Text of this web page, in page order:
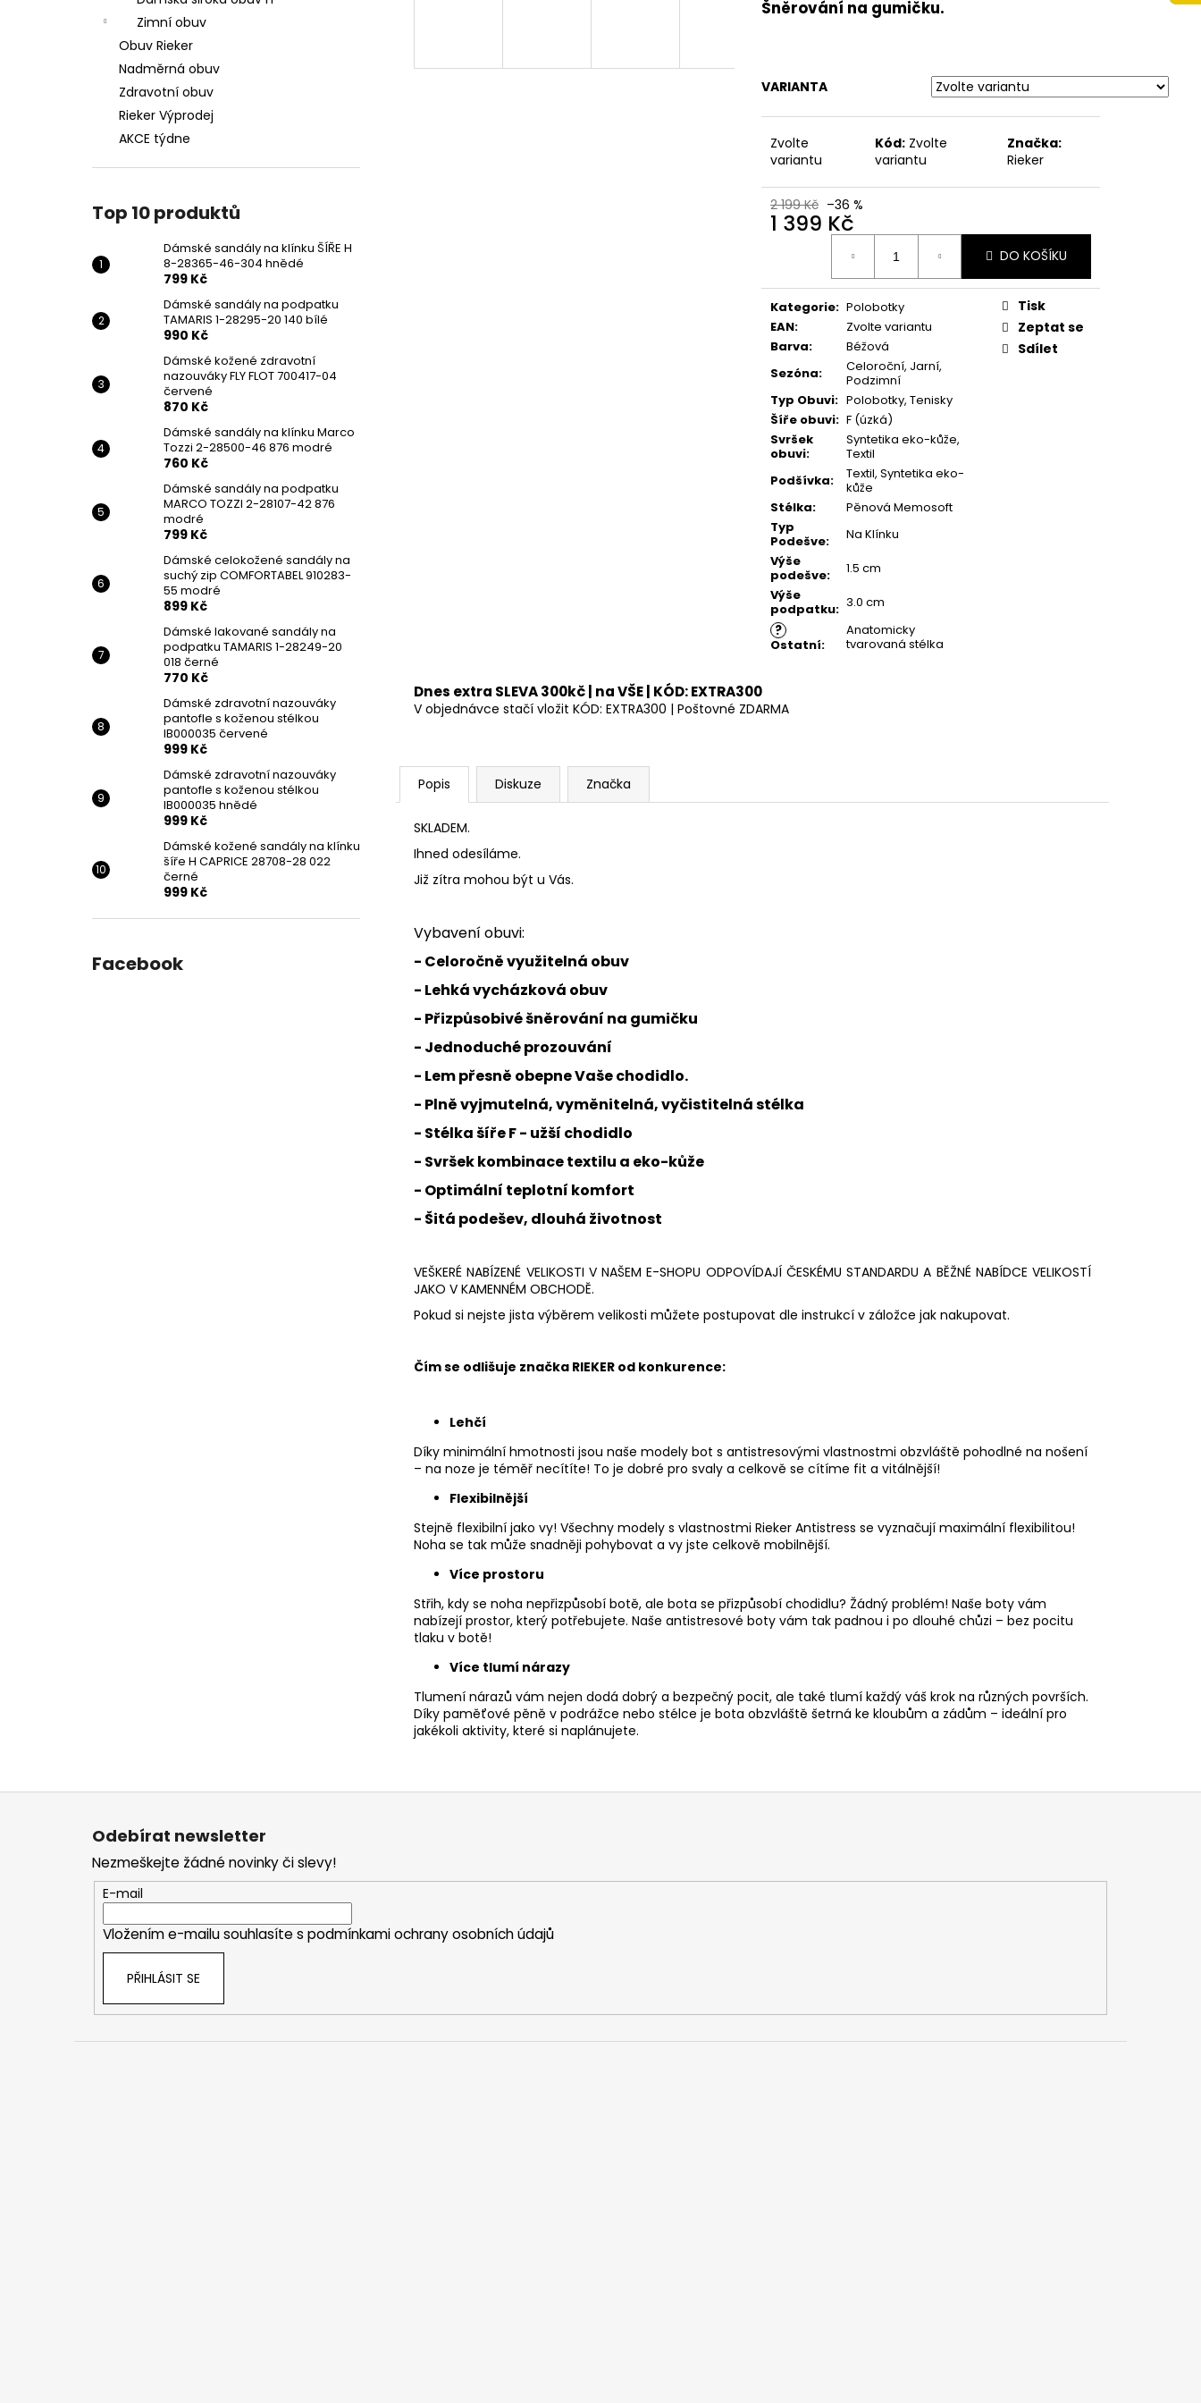
Zimní obuv
Obuv Rieker
Nadměrná obuv
Zdravotní obuv
Rieker Výprodej
AKCE týdne
Top 10 produktů
Dámské sandály na klínku ŠÍŘE H
8-28365-46-304 hnědé
799 Kč
Dámské sandály na podpatku
TAMARIS 1-28295-20 140 bílé
990 Kč
Dámské kožené zdravotní
nazouváky FLY FLOT 700417-04
červené
870 Kč
Dámské sandály na klínku Marco
Tozzi 2-28500-46 876 modré
760 Kč
Dámské sandály na podpatku
MARCO TOZZI 2-28107-42 876
modré
799 Kč
Dámské celokožené sandály na
suchý zip COMFORTABEL 910283-
55 modré
899 Kč
Dámské lakované sandály na
podpatku TAMARIS 1-28249-20
018 černé
770 Kč
Dámské zdravotní nazouváky
pantofle s koženou stélkou
IB000035 červené
999 Kč
Dámské zdravotní nazouváky
pantofle s koženou stélkou
IB000035 hnědé
999 Kč
Dámské kožené sandály na klínku
šíře H CAPRICE 28708-28 022
černé
999 Kč
Facebook
Šněrování na gumičku.
VARIANTA
Zvolte
variantu
Kód: Zvolte
variantu
Značka:
Rieker
2 199 Kč –36 %
1 399 Kč
DO KOŠÍKU
Kategorie: Polobotky
EAN:
Zvolte variantu
Barva:
Béžová
Sezóna:
Celoroční, Jarní,
Podzimní
Typ Obuvi: Polobotky, Tenisky
Šíře obuvi: F (úzká)
Svršek
obuvi:
Syntetika eko-kůže,
Textil
Podšívka:
Textil, Syntetika eko-
kůže
Stélka:
Pěnová Memosoft
Typ
Podešve:
Na Klínku
Výše
podešve:
1.5 cm
Výše
podpatku: 3.0 cm
?
Ostatní:
Anatomicky
tvarovaná stélka
Tisk
Zeptat se
Sdílet
Dnes extra SLEVA 300kč | na VŠE | KÓD: EXTRA300
V objednávce stačí vložit KÓD: EXTRA300 | Poštovné ZDARMA
Popis Diskuze Značka
SKLADEM.
Ihned odesíláme.
Již zítra mohou být u Vás.
Vybavení obuvi:
- Celoročně využitelná obuv
- Lehká vycházková obuv
- Přizpůsobivé šněrování na gumičku
- Jednoduché prozouvání
- Lem přesně obepne Vaše chodidlo.
- Plně vyjmutelná, vyměnitelná, vyčistitelná stélka
- Stélka šíře F - užší chodidlo
- Svršek kombinace textilu a eko-kůže
- Optimální teplotní komfort
- Šitá podešev, dlouhá životnost
VEŠKERÉ NABÍZENÉ VELIKOSTI V NAŠEM E-SHOPU ODPOVÍDAJÍ ČESKÉMU STANDARDU A BĚŽNÉ NABÍDCE VELIKOSTÍ
JAKO V KAMENNÉM OBCHODĚ.
Pokud si nejste jista výběrem velikosti můžete postupovat dle instrukcí v záložce jak nakupovat.
Čím se odlišuje značka RIEKER od konkurence:
Lehčí
Díky minimální hmotnosti jsou naše modely bot s antistresovými vlastnostmi obzvláště pohodlné na nošení
– na noze je téměř necítíte! To je dobré pro svaly a celkově se cítíme fit a vitálnější!
Flexibilnější
Stejně flexibilní jako vy! Všechny modely s vlastnostmi Rieker Antistress se vyznačují maximální flexibilitou!
Noha se tak může snadněji pohybovat a vy jste celkově mobilnější.
Více prostoru
Střih, kdy se noha nepřizpůsobí botě, ale bota se přizpůsobí chodidlu? Žádný problém! Naše boty vám
nabízejí prostor, který potřebujete. Naše antistresové boty vám tak padnou i po dlouhé chůzi – bez pocitu
tlaku v botě!
Více tlumí nárazy
Tlumení nárazů vám nejen dodá dobrý a bezpečný pocit, ale také tlumí každý váš krok na různých površích.
Díky paměťové pěně v podrážce nebo stélce je bota obzvláště šetrná ke kloubům a zádům – ideální pro
jakékoli aktivity, které si naplánujete.
DÁMSKÉ SANDÁLY NA KLÍNKU ŠÍŘE H 8-
28365-46-304 HNĚDÉ
799 Kč
Původně: 1 699 Kč
DÁMSKÉ KOŽENÉ ZDRAVOTNÍ
NAZOUVÁKY FLY FLOT 700417-04
Původně:
Z
Odebírat newsletter
Nezmeškejte žádné novinky či slevy!
E-mail
Vložením e-mailu souhlasíte s podmínkami ochrany osobních údajů
PŘIHLÁSIT SE